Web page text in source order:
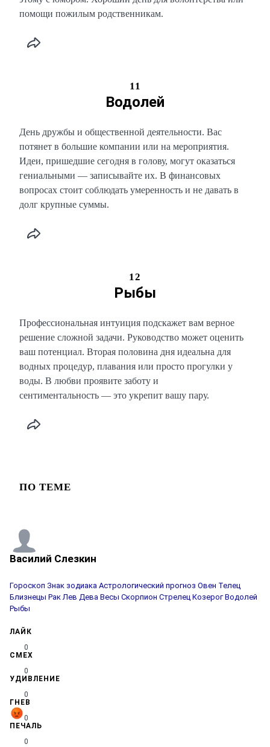
помощи пожилым родственникам.
11
Водолей
День дружбы и общественной деятельности. Вас
потянет в большие компании или на мероприятия.
Идеи, пришедшие сегодня в голову, могут оказаться
гениальными — записывайте их. В финансовых
вопросах стоит соблюдать умеренность и не давать в
долг крупные суммы.
12
Рыбы
Профессиональная интуиция подскажет вам верное
решение сложной задачи. Руководство может оценить
ваш потенциал. Вторая половина дня идеальна для
водных процедур, плавания или просто прогулки у
воды. В любви проявите заботу и
сентиментальность — это укрепит вашу пару.
ПО ТЕМЕ
Василий Слезкин
Гороскоп Знак зодиака Астрологический прогноз Овен Телец
Близнецы Рак Лев Дева Весы Скорпион Стрелец КозерогВодолей
Рыбы
ЛАЙК
0
СМЕХ
0
УДИВЛЕНИЕ
0
ГНЕВ
0
ПЕЧАЛЬ
0